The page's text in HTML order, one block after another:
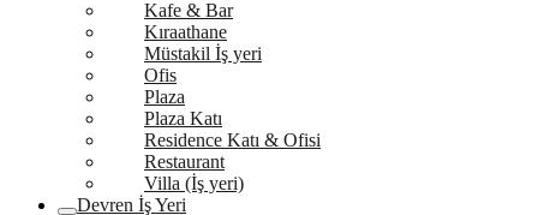
Kafe & Bar
Kıraathane
Müstakil İş yeri
Ofis
Plaza
Plaza Katı
Residence Katı & Ofisi
Restaurant
Villa (İş yeri)
Devren İş Yeri